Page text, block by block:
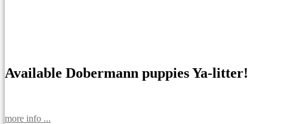
Available Dobermann puppies Ya-litter!
more info ...